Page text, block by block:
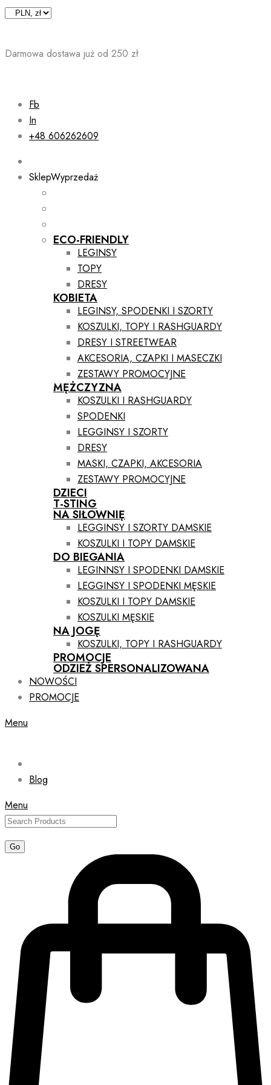
Skip
Darmowa dostawa już od 250 zł
Fb
In
+48 606262609
SklepWyprzedaż
ECO-FRIENDLY
LEGINSY
TOPY
DRESY
KOBIETA
LEGINSY, SPODENKI I SZORTY
KOSZULKI, TOPY I RASHGUARDY
DRESY I STREETWEAR
AKCESORIA, CZAPKI I MASECZKI
ZESTAWY PROMOCYJNE
MĘŻCZYZNA
KOSZULKI I RASHGUARDY
SPODENKI
LEGGINSY I SZORTY
DRESY
MASKI, CZAPKI, AKCESORIA
ZESTAWY PROMOCYJNE
DZIECI
T-STING
NA SIŁOWNIĘ
LEGGINSY I SZORTY DAMSKIE
KOSZULKI I TOPY DAMSKIE
DO BIEGANIA
LEGINNSY I SPODENKI DAMSKIE
LEGGINSY I SPODENKI MĘSKIE
KOSZULKI I TOPY DAMSKIE
KOSZULKI MĘSKIE
NA JOGĘ
KOSZULKI, TOPY I RASHGUARDY
PROMOCJE
ODZIEŻ SPERSONALIZOWANA
NOWOŚCI
PROMOCJE
Menu
Blog
Menu